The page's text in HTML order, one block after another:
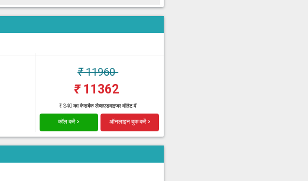
₹11960
₹11362
₹ 340 का कैशबैक लैब्सएडवाइजर वॉलेट में
कॉल करें > ऑनलाइन बुक करें >